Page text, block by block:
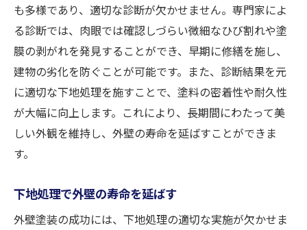
除去後の表面保護と準備
外壁塗装の耐久性を左右する下地処理の基本
耐久性に影響する下地処理のステップ
異なる素材に適した下地処理法
下地処理で防水性を高める秘訣
耐久性向上のための補修技術
プロの技術で実現する奈良県の美しい外壁
職人技で叶える美しい仕上がり
も多様であり、適切な診断が欠かせません。専門家によ
る診断では、肉眼では確認しづらい微細なひび割れや塗
膜の剥がれを発見することができ、早期に修繕を施し、
建物の劣化を防ぐことが可能です。また、診断結果を元
に適切な下地処理を施すことで、塗料の密着性や耐久性
が大幅に向上します。これにより、長期間にわたって美
しい外観を維持し、外壁の寿命を延ばすことができま
す。
下地処理で外壁の寿命を延ばす
外壁塗装の成功には、下地処理の適切な実施が欠かせま